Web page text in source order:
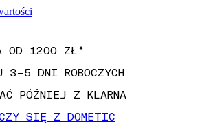
OD 1200 ZŁ*
3–5 DNI ROBOCZYCH
PÓŹNIEJ Z KLARNA
SIĘ Z DOMETIC